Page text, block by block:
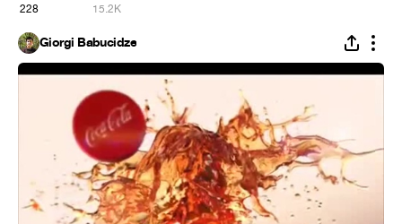
228 15.2K
Giorgi Babucidze